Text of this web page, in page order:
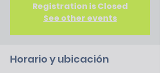
Registration is Closed
See other events
Horario y ubicación